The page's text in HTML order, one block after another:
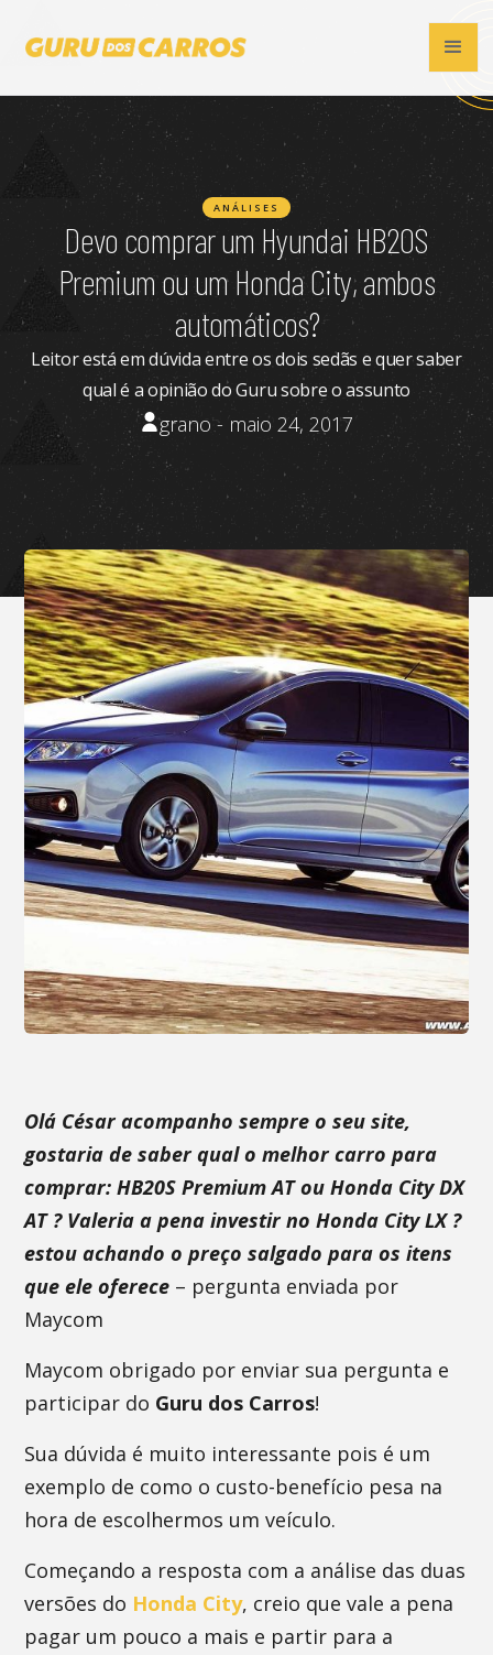
ANÁLISES
Devo comprar um Hyundai HB20S
Premium ou um Honda City, ambos
automáticos?
Leitor está em dúvida entre os dois sedãs e quer saber
qual é a opinião do Guru sobre o assunto
grano - maio 24, 2017
Olá César acompanho sempre o seu site,
gostaria de saber qual o melhor carro para
comprar: HB20S Premium AT ou Honda City DX
AT ? Valeria a pena investir no Honda City LX ?
estou achando o preço salgado para os itens
que ele oferece – pergunta enviada por
Maycom
Maycom obrigado por enviar sua pergunta e
participar do Guru dos Carros!
Sua dúvida é muito interessante pois é um
exemplo de como o custo-benefício pesa na
hora de escolhermos um veículo.
Começando a resposta com a análise das duas
versões do Honda City, creio que vale a pena
pagar um pouco a mais e partir para a